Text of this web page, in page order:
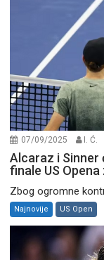
07/09/2025 I. Ć.
Alcaraz i Sinner
finale US
Zbog ogromne
Najnovije US Open